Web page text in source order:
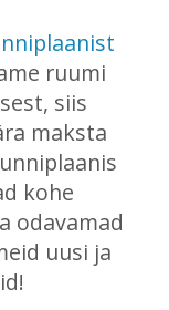
ruumi
siis
maksta
kohe
odavamad
uusi ja